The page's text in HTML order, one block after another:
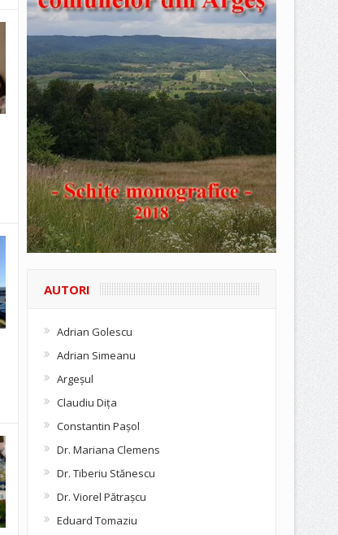
AUTORI
Adrian Golescu
Adrian Simeanu
Argeşul
Claudiu Diţa
Constantin Pașol
Dr. Mariana Clemens
Dr. Tiberiu Stănescu
Dr. Viorel Pătraşcu
Eduard Tomaziu